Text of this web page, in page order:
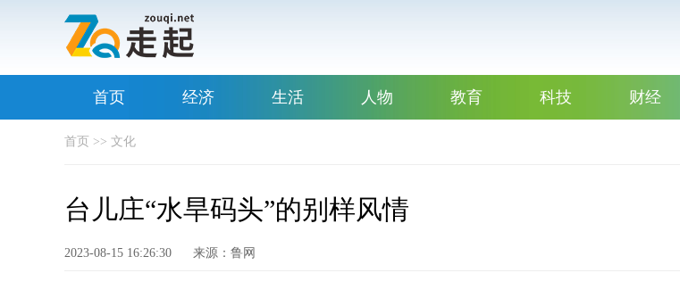
首页 经济 生活 人物 教育 科技 财经
首页 >> 文化
台儿庄“水旱码头”的别样风情
2023-08-15 16:26:30 来源：鲁网